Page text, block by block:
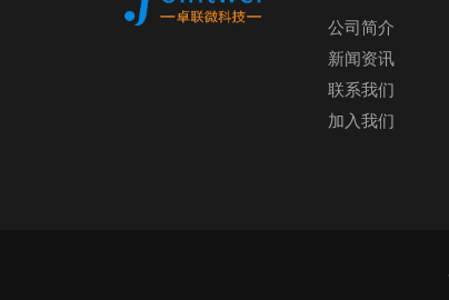
公司简介
新闻资讯
联系我们
加入我们